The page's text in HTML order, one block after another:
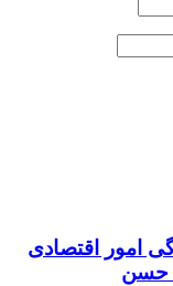
امور اقتصادی
حسن